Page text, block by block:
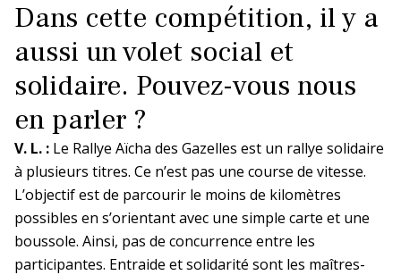
Dans cette compétition, il y a
aussi un volet social et
solidaire. Pouvez-vous nous
en parler ?
V. L. : Le Rallye Aïcha des Gazelles est un rallye solidaire
à plusieurs titres. Ce n’est pas une course de vitesse.
L’objectif est de parcourir le moins de kilomètres
possibles en s’orientant avec une simple carte et une
boussole. Ainsi, pas de concurrence entre les
participantes. Entraide et solidarité sont les maîtres-